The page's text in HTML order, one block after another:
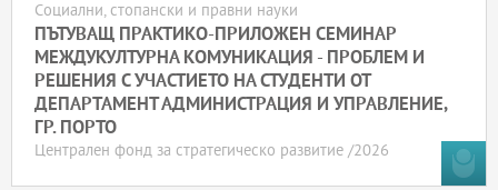
Социални, стопански и правни науки
ПЪТУВАЩ ПРАКТИКО-ПРИЛОЖЕН СЕМИНАР
МЕЖДУКУЛТУРНА КОМУНИКАЦИЯ - ПРОБЛЕМ И
РЕШЕНИЯ С УЧАСТИЕТО НА СТУДЕНТИ ОТ
ДЕПАРТАМЕНТ АДМИНИСТРАЦИЯ И УПРАВЛЕНИЕ,
ГР. ПОРТО
Централен фонд за стратегическо развитие /2026